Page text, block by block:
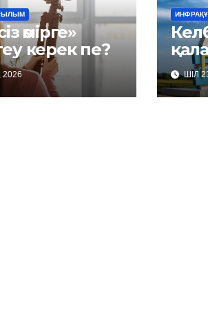
өмірге»
керек пе?
2026 ШІЛ